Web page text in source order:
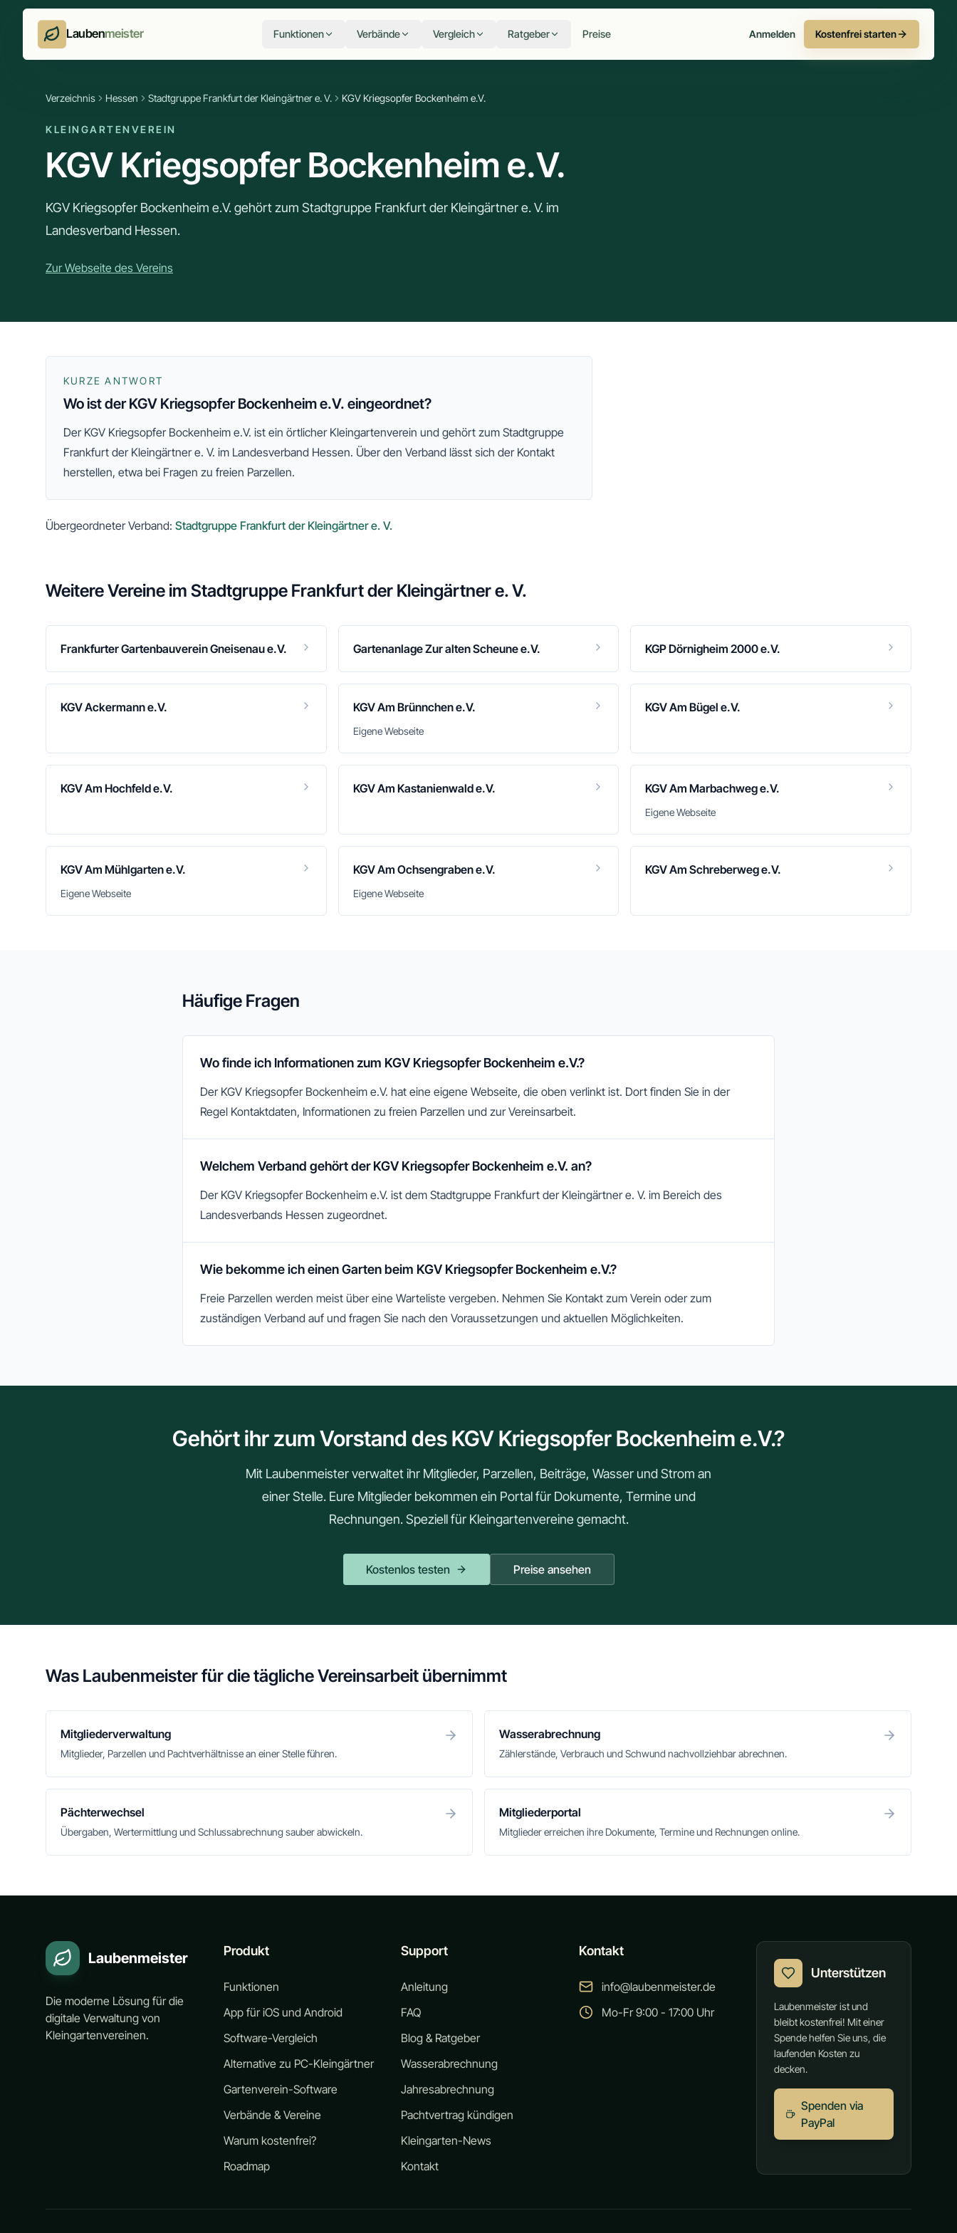
Laubenmeister Funktionen Verbände Vergleich Ratgeber Preise Anmelden Kostenfrei starten
Verzeichnis Hessen Stadtgruppe Frankfurt der Kleingärtner e. V. KGV Kriegsopfer Bockenheim e.V.
KLEINGARTENVEREIN
KGV Kriegsopfer Bockenheim e.V.
KGV Kriegsopfer Bockenheim e.V. gehört zum Stadtgruppe Frankfurt der Kleingärtner e. V. im
Landesverband Hessen.
Zur Webseite des Vereins
KURZE ANTWORT
Wo ist der KGV Kriegsopfer Bockenheim e.V. eingeordnet?
Der KGV Kriegsopfer Bockenheim e.V. ist ein örtlicher Kleingartenverein und gehört zum Stadtgruppe
Frankfurt der Kleingärtner e. V. im Landesverband Hessen. Über den Verband lässt sich der Kontakt
herstellen, etwa bei Fragen zu freien Parzellen.
Übergeordneter Verband: Stadtgruppe Frankfurt der Kleingärtner e. V.
Weitere Vereine im Stadtgruppe Frankfurt der Kleingärtner e. V.
Frankfurter Gartenbauverein Gneisenau e.V. Gartenanlage Zur alten Scheune e.V. KGP Dörnigheim 2000 e.V.
KGV Ackermann e.V. KGV Am Brünnchen e.V.
Eigene Webseite
KGV Am Bügel e.V.
KGV Am Hochfeld e.V. KGV Am Kastanienwald e.V. KGV Am Marbachweg e.V.
Eigene Webseite
KGV Am Mühlgarten e.V.
Eigene Webseite
KGV Am Ochsengraben e.V.
Eigene Webseite
KGV Am Schreberweg e.V.
Häufige Fragen
Wo finde ich Informationen zum KGV Kriegsopfer Bockenheim e.V.?
Der KGV Kriegsopfer Bockenheim e.V. hat eine eigene Webseite, die oben verlinkt ist. Dort finden Sie in der
Regel Kontaktdaten, Informationen zu freien Parzellen und zur Vereinsarbeit.
Welchem Verband gehört der KGV Kriegsopfer Bockenheim e.V. an?
Der KGV Kriegsopfer Bockenheim e.V. ist dem Stadtgruppe Frankfurt der Kleingärtner e. V. im Bereich des
Landesverbands Hessen zugeordnet.
Wie bekomme ich einen Garten beim KGV Kriegsopfer Bockenheim e.V.?
Freie Parzellen werden meist über eine Warteliste vergeben. Nehmen Sie Kontakt zum Verein oder zum
zuständigen Verband auf und fragen Sie nach den Voraussetzungen und aktuellen Möglichkeiten.
Gehört ihr zum Vorstand des KGV Kriegsopfer Bockenheim e.V.?
Mit Laubenmeister verwaltet ihr Mitglieder, Parzellen, Beiträge, Wasser und Strom an
einer Stelle. Eure Mitglieder bekommen ein Portal für Dokumente, Termine und
Rechnungen. Speziell für Kleingartenvereine gemacht.
Kostenlos testen Preise ansehen
Was Laubenmeister für die tägliche Vereinsarbeit übernimmt
Mitgliederverwaltung
Mitglieder, Parzellen und Pachtverhältnisse an einer Stelle führen.
Wasserabrechnung
Zählerstände, Verbrauch und Schwund nachvollziehbar abrechnen.
Pächterwechsel
Übergaben, Wertermittlung und Schlussabrechnung sauber abwickeln.
Mitgliederportal
Mitglieder erreichen ihre Dokumente, Termine und Rechnungen online.
Laubenmeister
Die moderne Lösung für die
digitale Verwaltung von
Kleingartenvereinen.
Produkt
Funktionen
App für iOS und Android
Software-Vergleich
Alternative zu PC-Kleingärtner
Gartenverein-Software
Verbände & Vereine
Warum kostenfrei?
Roadmap
Support
Anleitung
FAQ
Blog & Ratgeber
Wasserabrechnung
Jahresabrechnung
Pachtvertrag kündigen
Kleingarten-News
Kontakt
Kontakt
info@laubenmeister.de
Mo-Fr 9:00 - 17:00 Uhr
Unterstützen
Laubenmeister ist und
bleibt kostenfrei! Mit einer
Spende helfen Sie uns, die
laufenden Kosten zu
decken.
Spenden via
PayPal